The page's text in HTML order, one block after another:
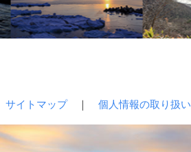
サイトマップ｜ 個人情報の取り扱い